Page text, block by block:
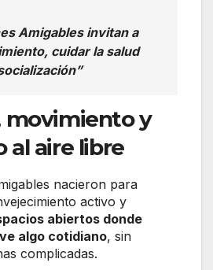
Amigables invitan a
cuidar la salud
movimiento y
al aire libre
nacieron para
activo y
abiertos donde
algo cotidiano, sin
complicadas.